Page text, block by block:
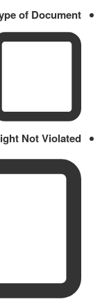
of Document
Not Violated